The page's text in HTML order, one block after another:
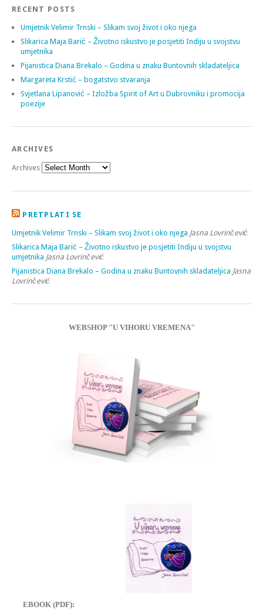
RECENT POSTS
Umjetnik Velimir Trnski – Slikam svoj život i oko njega
Slikarica Maja Barić – Životno iskustvo je posjetiti Indiju u svojstvu
umjetnika
Pijanistica Diana Brekalo – Godina u znaku Buntovnih skladateljica
Margareta Krstić – bogatstvo stvaranja
Svjetlana Lipanović – Izložba Spirit of Art u Dubrovniku i promocija
poezije
ARCHIVES
Archives
PRETPLATI SE
Umjetnik Velimir Trnski – Slikam svoj život i oko njega Jasna Lovrinčević
Slikarica Maja Barić – Životno iskustvo je posjetiti Indiju u svojstvu
umjetnika Jasna Lovrinčević
Pijanistica Diana Brekalo – Godina u znaku Buntovnih skladateljica Jasna
Lovrinčević
WEBSHOP "U VIHORU VREMENA"
EBOOK (PDF):